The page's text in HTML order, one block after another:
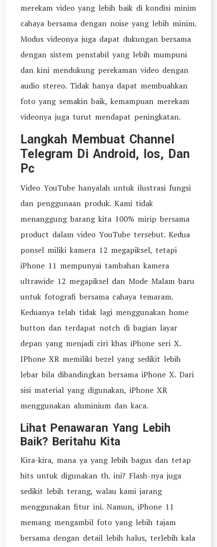
merekam video yang lebih baik di kondisi minim
cahaya bersama dengan noise yang lebih minim.
Modus videonya juga dapat dukungan bersama
dengan sistem penstabil yang lebih mumpuni
dan kini mendukung perekaman video dengan
audio stereo. Tidak hanya dapat membuahkan
foto yang semakin baik, kemampuan merekam
videonya juga turut mendapat peningkatan.
Langkah Membuat Channel
Telegram Di Android, Ios, Dan
Pc
Video YouTube hanyalah untuk ilustrasi fungsi
dan penggunaan produk. Kami tidak
menanggung barang kita 100% mirip bersama
product dalam video YouTube tersebut. Kedua
ponsel miliki kamera 12 megapiksel, tetapi
iPhone 11 mempunyai tambahan kamera
ultrawide 12 megapiksel dan Mode Malam baru
untuk fotografi bersama cahaya temaram.
Keduanya telah tidak lagi menggunakan home
button dan terdapat notch di bagian layar
depan yang menjadi ciri khas iPhone seri X.
IPhone XR memiliki bezel yang sedikit lebih
lebar bila dibandingkan bersama iPhone X. Dari
sisi material yang digunakan, iPhone XR
menggunakan aluminium dan kaca.
Lihat Penawaran Yang Lebih
Baik? Beritahu Kita
Kira-kira, mana ya yang lebih bagus dan tetap
hits untuk digunakan th. ini? Flash-nya juga
sedikit lebih terang, walau kami jarang
menggunakan fitur ini. Namun, iPhone 11
memang mengambil foto yang lebih tajam
bersama dengan detail lebih halus, terlebih kala